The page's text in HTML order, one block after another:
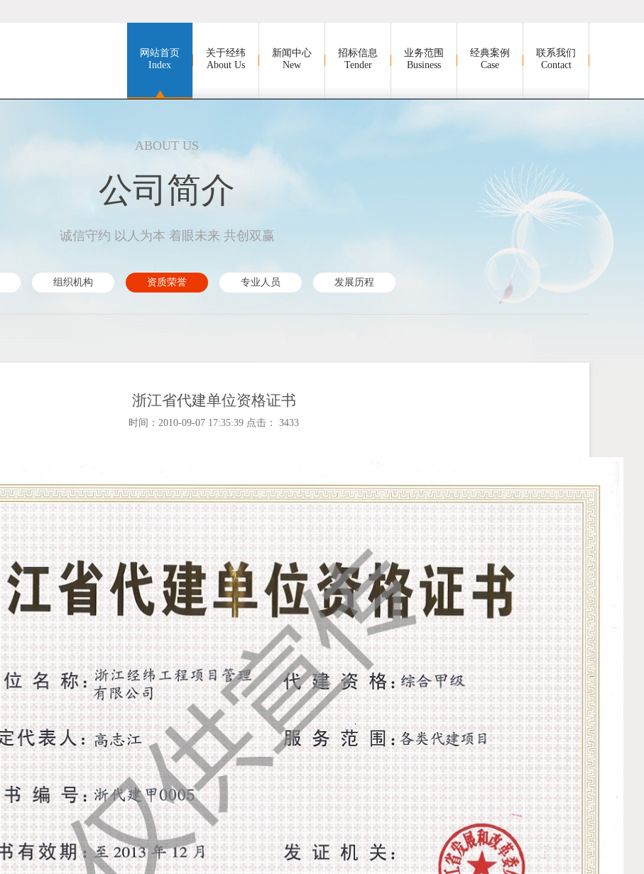
网站首页
Index
关于经纬
About Us
新闻中心
New
招标信息
Tender
业务范围
Business
经典案例
Case
联系我们
Contact
ABOUT US
公司简介
诚信守约 以人为本 着眼未来 共创双赢
组织机构 资质荣誉 专业人员 发展历程
浙江省代建单位资格证书
时间：2010-09-07 17:35:39 点击： 3433